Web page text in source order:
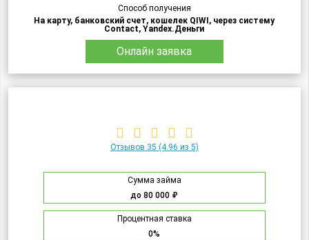
Способ получения
На карту, банковский счет, кошелек QIWI, через систему
Contact, Yandex.Деньги
Онлайн заявка
Отзывов 35 (4.96 из 5)
Сумма займа
до 80 000 ₽
Процентная ставка
0%